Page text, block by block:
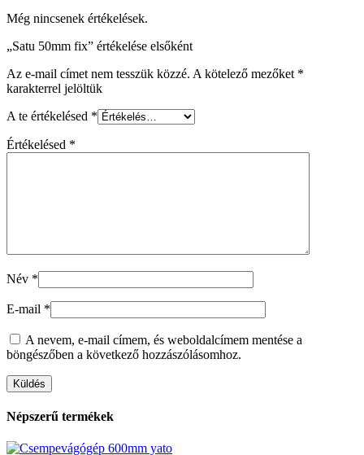
Még nincsenek értékelések.
„Satu 50mm fix” értékelése elsőként
Az e-mail címet nem tesszük közzé. A kötelező mezőket *
karakterrel jelöltük
A te értékelésed *
Értékelésed *
Név *
E-mail *
A nevem, e-mail címem, és weboldalcímem mentése a
böngészőben a következő hozzászólásomhoz.
Népszerű termékek